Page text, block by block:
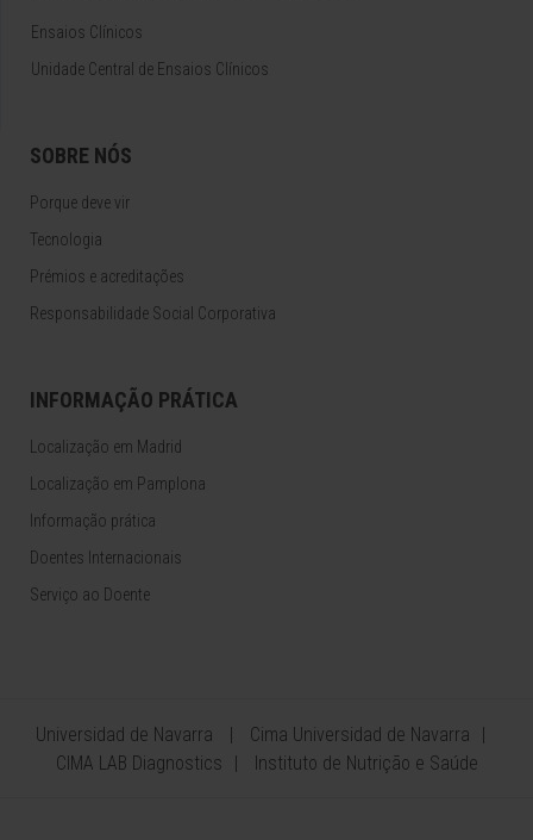
Ensaios Clínicos
Unidade Central de Ensaios Clínicos
SOBRE NÓS
Porque deve vir
Tecnologia
Prémios e acreditações
Responsabilidade Social Corporativa
INFORMAÇÃO PRÁTICA
Localização em Madrid
Localização em Pamplona
Informação prática
Doentes Internacionais
Serviço ao Doente
Universidad de Navarra
Cima Universidad de Navarra
CIMA LAB Diagnostics
Instituto de Nutrição e Saúde